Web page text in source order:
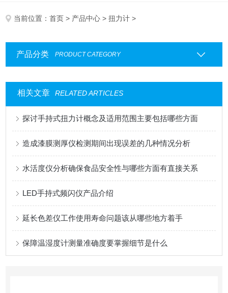
当前位置：首页 > 产品中心 >扭力计 >
产品分类 PRODUCT CATEGORY
相关文章 RELATED ARTICLES
探讨手持式扭力计概念及适用范围主要包括哪些方面
造成漆膜测厚仪检测期间出现误差的几种情况分析
水活度仪分析确保食品安全性与哪些方面有直接关系
LED手持式频闪仪产品介绍
延长色差仪工作使用寿命问题该从哪些地方着手
保障温湿度计测量准确度要掌握细节是什么